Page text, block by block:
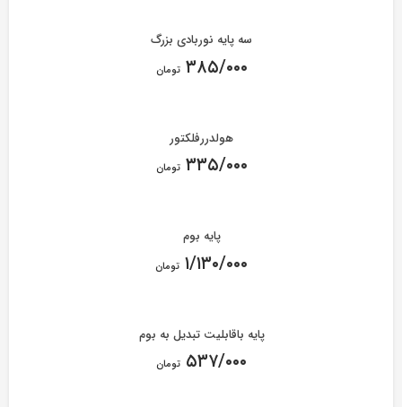
سه پایه نوربادی بزرگ
۳۸۵/۰۰۰ تومان
هولدررفلکتور
۳۳۵/۰۰۰ تومان
پایه بوم
۱/۱۳۰/۰۰۰ تومان
پایه باقابلیت تبدیل به بوم
۵۳۷/۰۰۰ تومان